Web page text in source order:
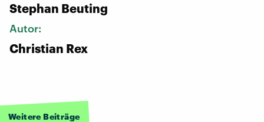
Stephan Beuting
Autor:
Christian Rex
Weitere Beiträge